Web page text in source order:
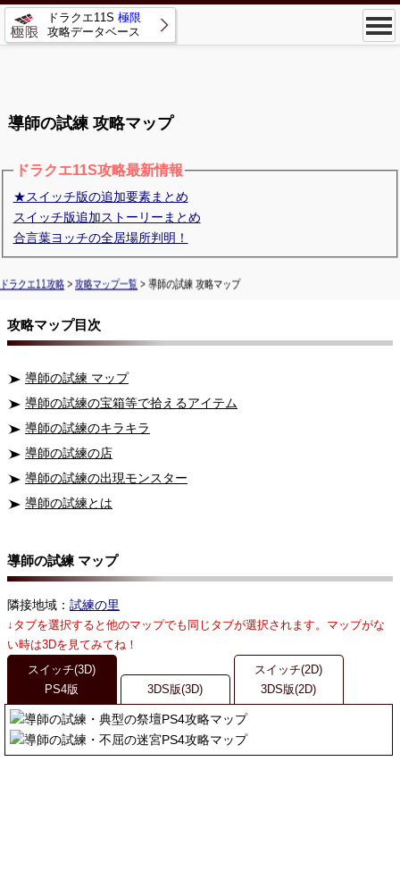
ドラクエ11S 極限
攻略データベース
導師の試練 攻略マップ
ドラクエ11S攻略最新情報
★スイッチ版の追加要素まとめ
スイッチ版追加ストーリーまとめ
合言葉ヨッチの全居場所判明！
ドラクエ11攻略 > 攻略マップ一覧 > 導師の試練 攻略マップ
攻略マップ目次
導師の試練 マップ
導師の試練の宝箱等で拾えるアイテム
導師の試練のキラキラ
導師の試練の店
導師の試練の出現モンスター
導師の試練とは
導師の試練 マップ
隣接地域： 試練の里
↓タブを選択すると他のマップでも同じタブが選択されます。マップがな
い時は3Dを見てみてね！
スイッチ(3D)
PS4版
3DS版(3D)
スイッチ(2D)
3DS版(2D)